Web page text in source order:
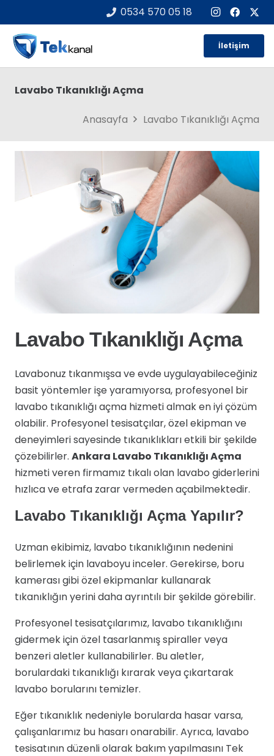
0534 570 05 18
İletişim
Lavabo Tıkanıklığı Açma
Anasayfa Lavabo Tıkanıklığı Açma
Lavabo Tıkanıklığı Açma
Lavabonuz tıkanmışsa ve evde uygulayabileceğiniz
basit yöntemler işe yaramıyorsa, profesyonel bir
lavabo tıkanıklığı açma hizmeti almak en iyi çözüm
olabilir. Profesyonel tesisatçılar, özel ekipman ve
deneyimleri sayesinde tıkanıklıkları etkili bir şekilde
çözebilirler. Ankara Lavabo Tıkanıklığı Açma
hizmeti veren firmamız tıkalı olan lavabo giderlerini
hızlıca ve etrafa zarar vermeden açabilmektedir.
Lavabo Tıkanıklığı Açma Yapılır?
Uzman ekibimiz, lavabo tıkanıklığının nedenini
belirlemek için lavaboyu inceler. Gerekirse, boru
kamerası gibi özel ekipmanlar kullanarak
tıkanıklığın yerini daha ayrıntılı bir şekilde görebilir.
Profesyonel tesisatçılarımız, lavabo tıkanıklığını
gidermek için özel tasarlanmış spiraller veya
benzeri aletler kullanabilirler. Bu aletler,
borulardaki tıkanıklığı kırarak veya çıkartarak
lavabo borularını temizler.
Eğer tıkanıklık nedeniyle borularda hasar varsa,
çalışanlarımız bu hasarı onarabilir. Ayrıca, lavabo
tesisatının düzenli olarak bakım yapılmasını Tek